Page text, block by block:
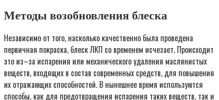
Методы возобновления блеска
Независимо от того, насколько качественно была проведена
первичная покраска, блеск ЛКП со временем исчезает. Происходит
это из–за испарения или механического удаления маслянистых
веществ, входящих в состав современных средств, для повышения
их отражающих способностей. В нынешнее время используются
способы, как для предотвращения испарения таких веществ, так и